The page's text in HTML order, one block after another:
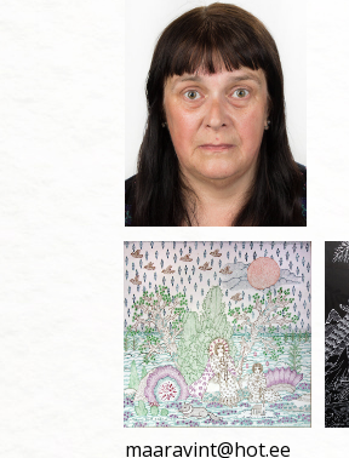
maaravint@hot.ee